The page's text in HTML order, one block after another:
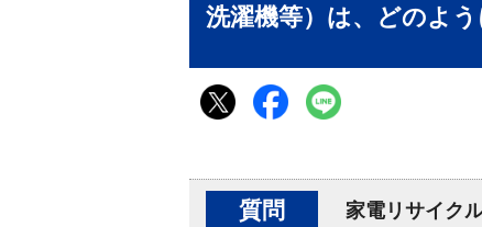
洗濯機等）は、どのよ
質問
家電リサイク